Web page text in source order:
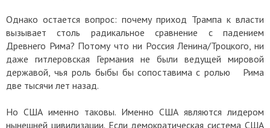
Однако остается вопрос: почему приход Трампа к власти
вызывает столь радикальное сравнение с падением
Древнего Рима? Потому что ни Россия Ленина/Троцкого, ни
даже гитлеровская Германия не были ведущей мировой
державой, чья роль быбы бы сопоставима с ролью Рима
две тысячи лет назад.
Но США именно таковы. Именно США являются лидером
нынешней цивилизации. Если демократическая система США